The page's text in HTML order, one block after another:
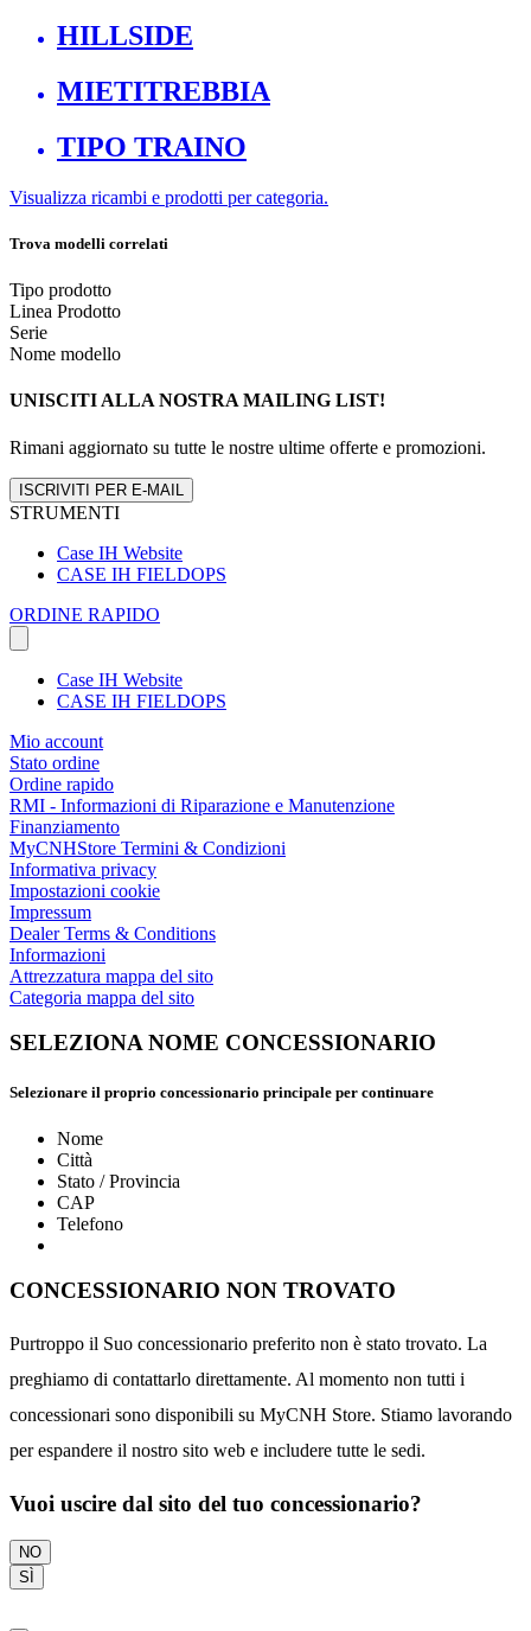
HILLSIDE
MIETITREBBIA
TIPO TRAINO
Visualizza ricambi e prodotti per categoria.
Trova modelli correlati
Tipo prodotto
Linea Prodotto
Serie
Nome modello
UNISCITI ALLA NOSTRA MAILING LIST!
Rimani aggiornato su tutte le nostre ultime offerte e promozioni.
ISCRIVITI PER E-MAIL
STRUMENTI
Case IH Website
CASE IH FIELDOPS
ORDINE RAPIDO
Case IH Website
CASE IH FIELDOPS
Mio account
Stato ordine
Ordine rapido
RMI - Informazioni di Riparazione e Manutenzione
Finanziamento
MyCNHStore Termini & Condizioni
Informativa privacy
Impostazioni cookie
Impressum
Dealer Terms & Conditions
Informazioni
Attrezzatura mappa del sito
Categoria mappa del sito
SELEZIONA NOME CONCESSIONARIO
Selezionare il proprio concessionario principale per continuare
Nome
Città
Stato / Provincia
CAP
Telefono
CONCESSIONARIO NON TROVATO
Purtroppo il Suo concessionario preferito non è stato trovato. La
preghiamo di contattarlo direttamente. Al momento non tutti i
concessionari sono disponibili su MyCNH Store. Stiamo lavorando
per espandere il nostro sito web e includere tutte le sedi.
Vuoi uscire dal sito del tuo concessionario?
NO
SÌ